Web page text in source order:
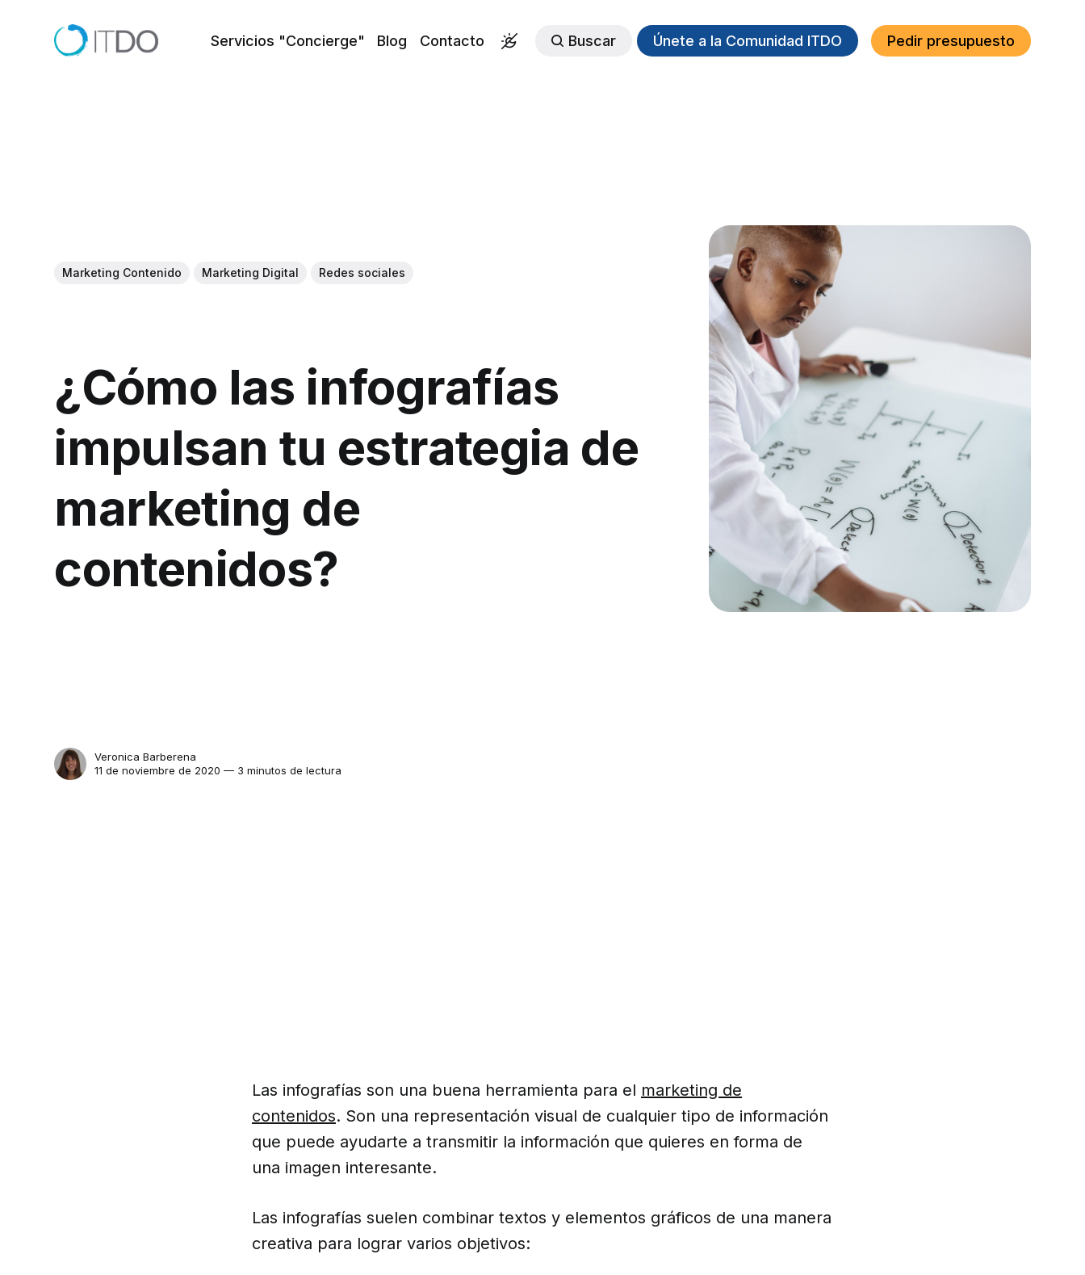
Servicios "Concierge" Blog Contacto Buscar Únete a la Comunidad ITDO Pedir presupuesto
Marketing Contenido Marketing Digital Redes sociales
¿Cómo las infografías
impulsan tu estrategia de
marketing de
contenidos?
Veronica Barberena
11 de noviembre de 2020 — 3 minutos de lectura
Las infografías son una buena herramienta para el marketing de
contenidos. Son una representación visual de cualquier tipo de información
que puede ayudarte a transmitir la información que quieres en forma de
una imagen interesante.
Las infografías suelen combinar textos y elementos gráficos de una manera
creativa para lograr varios objetivos: